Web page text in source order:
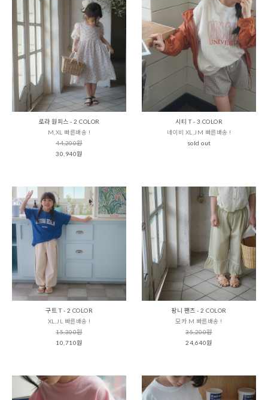
로라 원피스 - 2 COLOR
M,XL 빠른배송 !
44,200원
30,940원
시티 T - 3 COLOR
네이비 XL,JM 빠른배송 !
sold out
구트 T - 2 COLOR
XL,JL 빠른배송 !
15,300원
10,710원
팡니 팬츠 - 2 COLOR
모카 M 빠른배송 !
35,200원
24,640원